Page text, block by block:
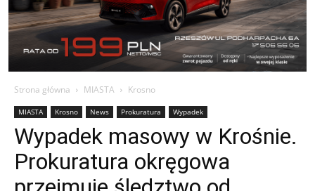
Strona główna MIASTA Krosno
MIASTA Krosno News Prokuratura Wypadek
Wypadek masowy w Krośnie.
Prokuratura okręgowa